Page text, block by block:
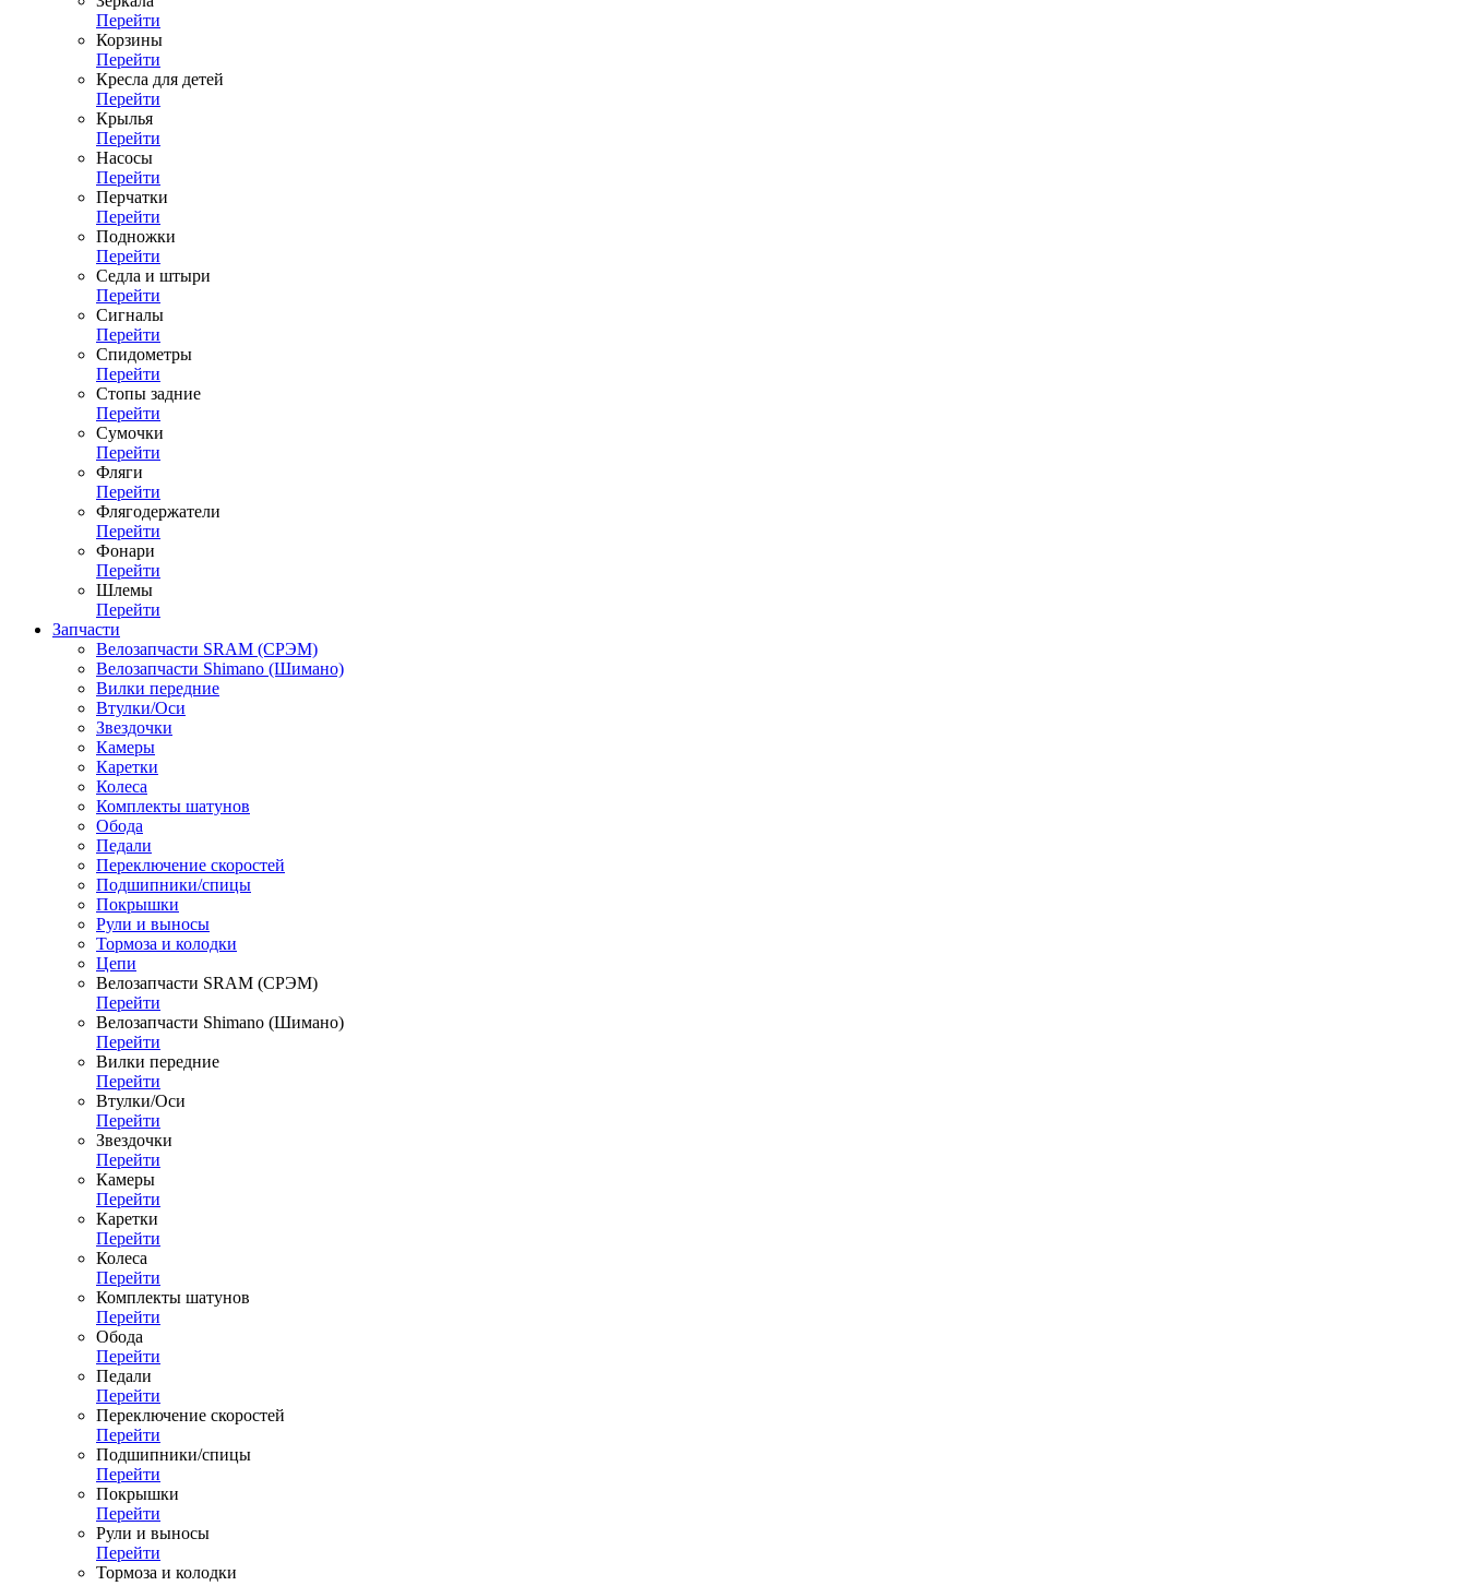
Перейти
Корзины
Перейти
Кресла для детей
Перейти
Крылья
Перейти
Насосы
Перейти
Перчатки
Перейти
Подножки
Перейти
Седла и штыри
Перейти
Сигналы
Перейти
Спидометры
Перейти
Стопы задние
Перейти
Сумочки
Перейти
Фляги
Перейти
Флягодержатели
Перейти
Фонари
Перейти
Шлемы
Перейти
Запчасти
Велозапчасти SRAM (СРЭМ)
Велозапчасти Shimano (Шимано)
Вилки передние
Втулки/Оси
Звездочки
Камеры
Каретки
Колеса
Комплекты шатунов
Обода
Педали
Переключение скоростей
Подшипники/спицы
Покрышки
Рули и выносы
Тормоза и колодки
Цепи
Велозапчасти SRAM (СРЭМ)
Перейти
Велозапчасти Shimano (Шимано)
Перейти
Вилки передние
Перейти
Втулки/Оси
Перейти
Звездочки
Перейти
Камеры
Перейти
Каретки
Перейти
Колеса
Перейти
Комплекты шатунов
Перейти
Обода
Перейти
Педали
Перейти
Переключение скоростей
Перейти
Подшипники/спицы
Перейти
Покрышки
Перейти
Рули и выносы
Перейти
Тормоза и колодки